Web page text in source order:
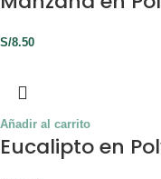
S/8.50
Añadir al carrito
Eucalipto en